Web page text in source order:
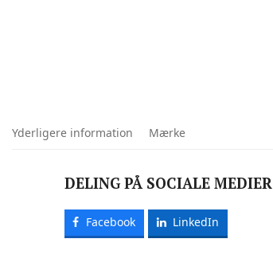
Yderligere information Mærke
DELING PÅ SOCIALE MEDIER
Facebook LinkedIn